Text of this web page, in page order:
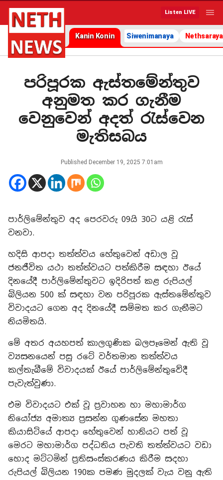
Listen LIVE
Kanin Konin Siwenimanaya Nethsaraya
පරිපූරක ඇස්තමේන්තුව
අනුමත කර ගැනීම
වෙනුවෙන් අදත් රැස්වෙන
මැතිසබය
Published December 19, 2025 7:01am
පාර්ලිමේන්තුව අද පෙරවරු 09යි 30ට යළි රැස්
වනවා.
හදිසි ආපදා තත්ත්වය හේතුවෙන් අඩාල වූ
ජනජීවිත යථා තත්ත්වයට පත්කිරීම සඳහා ඊයේ
දිනයේදී පාර්ලිමේන්තුවට ඉදිරිපත් කළ රුපියල්
බිලියන 500 ක් සඳහා වන පරිපූරක ඇස්තමේන්තුව
විවාදයට ගෙන අද දිනයේදී සම්මත කර ගැනීමට
නියමිතයි.
මේ අතර අයහපත් කාලගුණික බලපෑමෙන් ඇති වූ
ව්‍යසනයෙන් පසු රටේ වර්තමාන තත්ත්වය
කල්තැබීමේ විවාදයක් ඊයේ පාර්ලිමේන්තුවේදී
පැවැත්වුණා.
එම විවාදයට එක් වූ ප්‍රවාහන හා මහාමාර්ග
නියෝජ්‍ය අමාත්‍ය ප්‍රසන්න ගුණසේන මහතා
කියාසිටියේ ආපදා හේතුවෙන් හානියට පත් වූ
මෙරට මහාමාර්ග පද්ධතිය පැවති තත්ත්වයට වඩා
හොද මට්ටමින් ප්‍රතිසංස්කරණය කිරීම සදහා
රුපියල් බිලියන 190ක පමණ මුදලක් වැය වනු ඇති